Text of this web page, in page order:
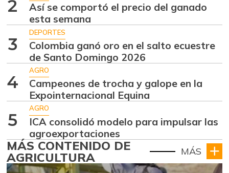
2
Así se comportó el precio del ganado
esta semana
3
DEPORTES
Colombia ganó oro en el salto ecuestre
de Santo Domingo 2026
4
AGRO
Campeones de trocha y galope en la
Expointernacional Equina
5
AGRO
ICA consolidó modelo para impulsar las
agroexportaciones
MÁS CONTENIDO DE
AGRICULTURA MÁS